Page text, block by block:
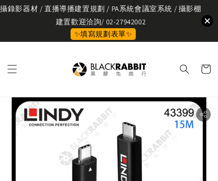
攝錄影器材 / 直播導播建置規劃 / PA系統會議室系統 / 攝影棚
建置歡迎洽詢/ 02-27942002
✨填寫規劃表單✨